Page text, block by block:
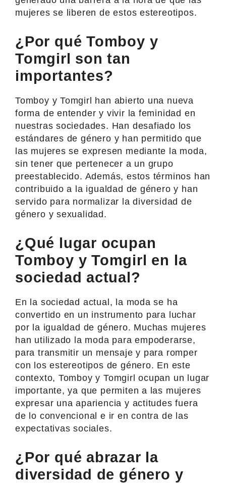
mujeres se liberen de estos estereotipos.
¿Por qué Tomboy y
Tomgirl son tan
importantes?
Tomboy y Tomgirl han abierto una nueva
forma de entender y vivir la feminidad en
nuestras sociedades. Han desafiado los
estándares de género y han permitido que
las mujeres se expresen mediante la moda,
sin tener que pertenecer a un grupo
preestablecido. Además, estos términos han
contribuido a la igualdad de género y han
servido para normalizar la diversidad de
género y sexualidad.
¿Qué lugar ocupan
Tomboy y Tomgirl en la
sociedad actual?
En la sociedad actual, la moda se ha
convertido en un instrumento para luchar
por la igualdad de género. Muchas mujeres
han utilizado la moda para empoderarse,
para transmitir un mensaje y para romper
con los estereotipos de género. En este
contexto, Tomboy y Tomgirl ocupan un lugar
importante, ya que permiten a las mujeres
expresar una apariencia y actitudes fuera
de lo convencional e ir en contra de las
expectativas sociales.
¿Por qué abrazar la
diversidad de género y